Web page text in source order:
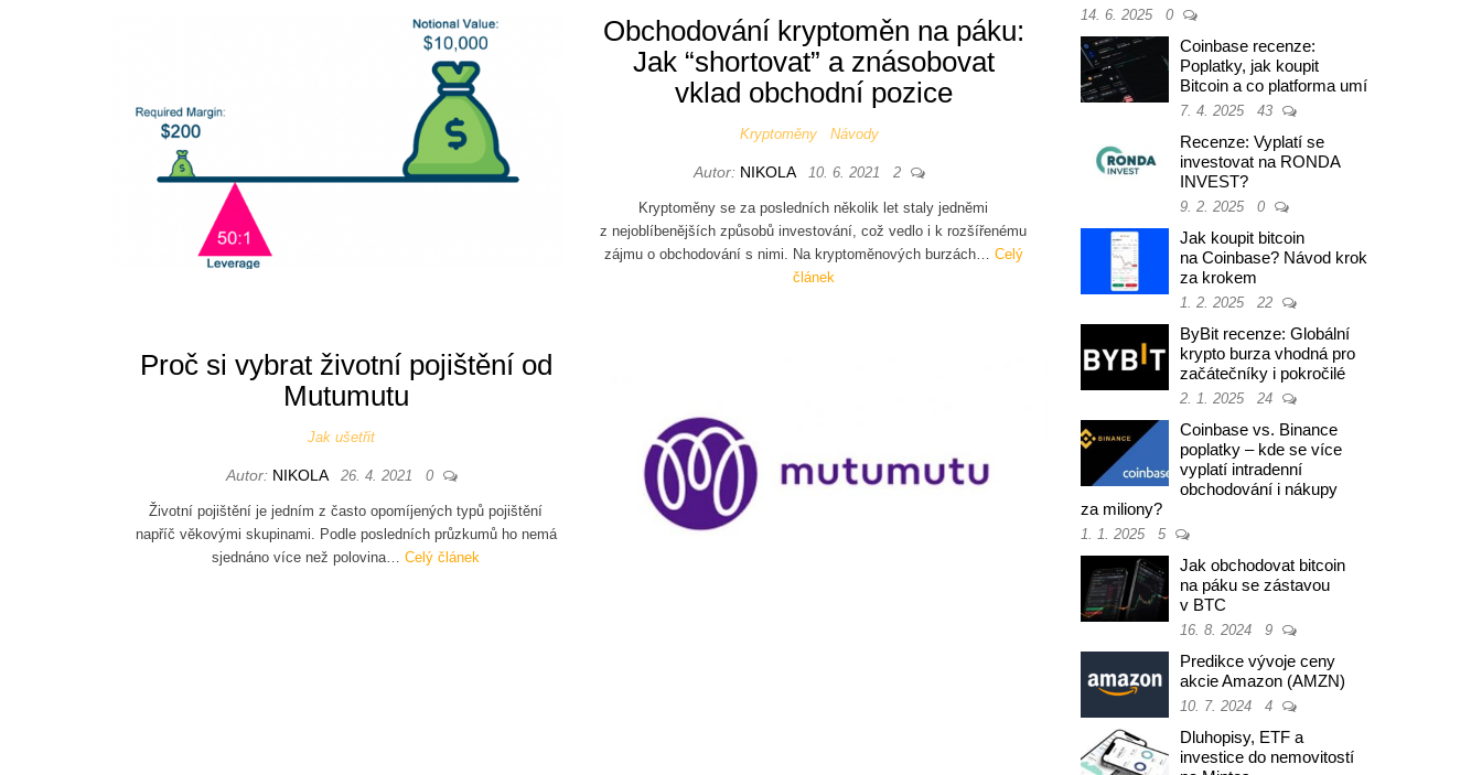
Obchodování kryptoměn na páku:
Jak “shortovat” a znásobovat
vklad obchodní pozice
Kryptoměny Návody
Autor: NIKOLA 10. 6. 2021 2
Kryptoměny se za posledních několik let staly jedněmi
z nejoblíbenějších způsobů investování, což vedlo i k rozšířenému
zájmu o obchodování s nimi. Na kryptoměnových burzách… Celý
článek
Proč si vybrat životní pojištění od
Mutumutu
Jak ušetřit
Autor: NIKOLA 26. 4. 2021 0
Životní pojištění je jedním z často opomíjených typů pojištění
napříč věkovými skupinami. Podle posledních průzkumů ho nemá
sjednáno více než polovina…Celý článek
14. 6. 2025 0
Coinbase recenze:
Poplatky, jak koupit
Bitcoin a co platforma umí
7. 4. 2025 43
Recenze: Vyplatí se
investovat na RONDA
INVEST?
9. 2. 2025 0
Jak koupit bitcoin
na Coinbase? Návod krok
za krokem
1. 2. 2025 22
ByBit recenze: Globální
krypto burza vhodná pro
začátečníky i pokročilé
2. 1. 2025 24
Coinbase vs. Binance
poplatky – kde se více
vyplatí intradenní
obchodování i nákupy
za miliony?
1. 1. 2025 5
Jak obchodovat bitcoin
na páku se zástavou
v BTC
16. 8. 2024 9
Predikce vývoje ceny
akcie Amazon (AMZN)
10. 7. 2024 4
Dluhopisy, ETF a
investice do nemovitostí